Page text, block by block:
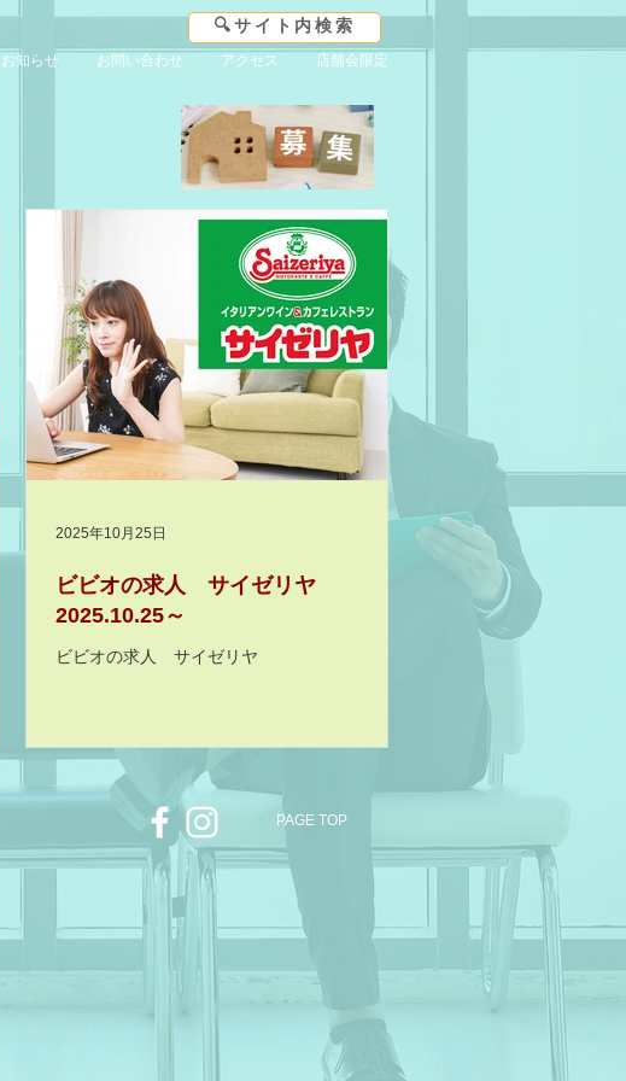
お知らせ お問い合わせ アクセス 店舗会限定
🔍サイト内検索
ビビオの求人 サイゼリヤ
2025.10.25～
ビビオの求人 サイゼリヤ
2025年10月25日
PAGE TOP